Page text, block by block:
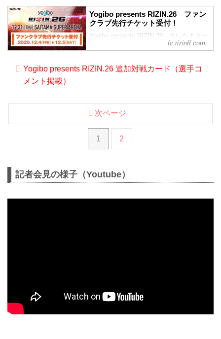
12/3...
Yogibo presents RIZIN.26 ファン
クラブ先行チケット受付！
Yogibo presents RIZIN.26 さいたまスー
パーアリーナ大会のチケット最良席先行
ラブサイト強者ノ巣の会員限定で2020年
12月4日（金）から会員先行受付をスター
fc.rizinff.com
Yogibo presents RIZIN.26 追加対戦カード（選手コ
メント掲載）
1 2
次ページ
記者会見の様子（Youtube）